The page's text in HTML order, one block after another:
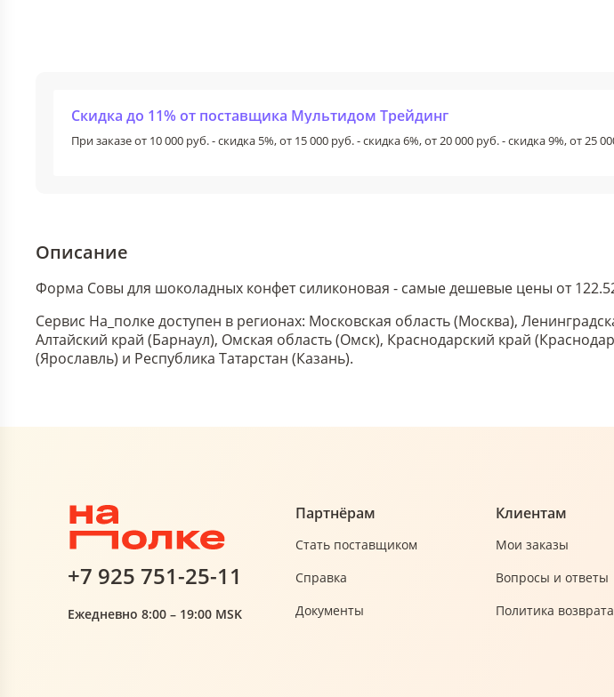
Скидка до 11% от поставщика Мультидом Трейдинг
При заказе от 10 000 руб. - скидка 5%, от 15 000 руб. - скидка 6%, от 20 000 руб. - скидка 9%, от 25
Описание
Форма Совы для шоколадных конфет силиконовая - самые дешевые цены от
Сервис На_полке доступен в регионах: Московская область (Москва),
Алтайский край (Барнаул), Омская область (Омск), Краснодарский край
(Ярославль) и Республика Татарстан (Казань).
+7 925 751-25-11
Ежедневно 8:00 – 19:00 MSK
Партнёрам
Стать поставщиком
Справка
Документы
Клиентам
Мои заказы
Вопросы и ответы
Политика возврата